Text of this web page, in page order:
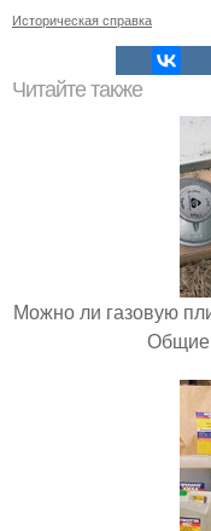
Историческая справка
Читайте также
Можно ли газовую
Общие